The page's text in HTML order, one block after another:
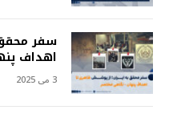
سفر
اهداف
3 می 2025